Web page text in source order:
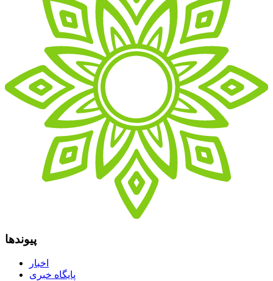
پیوندها
اخبار
پایگاه خبری